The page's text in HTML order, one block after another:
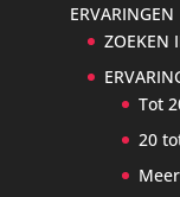
ERVARINGEN
ZOEKEN
Tot
20